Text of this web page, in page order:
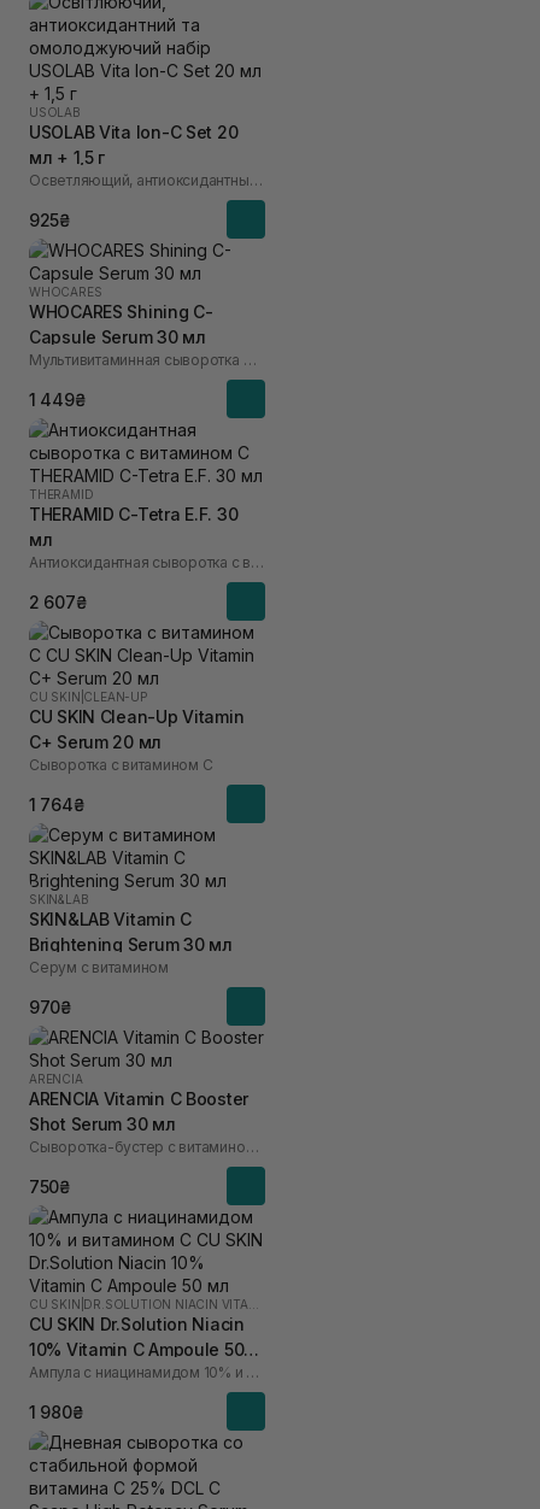
USOLAB
USOLAB Vita Ion-C Set 20
мл + 1,5 г
Осветляющий, антиоксидантный и омолаживающий набор
925₴
WHOCARES
WHOCARES Shining C-
Capsule Serum 30 мл
Мультивитаминная сыворотка для лица с инкапсулированным витамином C
1 449₴
THERAMID
THERAMID C-Tetra E.F. 30
мл
Антиоксидантная сыворотка с витамином C
2 607₴
CU SKIN CLEAN-UP
CU SKIN Clean-Up Vitamin
C+ Serum 20 мл
Сыворотка с витамином С
1 764₴
SKIN&LAB
SKIN&LAB Vitamin C
Brightening Serum 30 мл
Серум с витамином
970₴
ARENCIA
ARENCIA Vitamin C Booster
Shot Serum 30 мл
Сыворотка-бустер с витамином C
750₴
CU SKIN
CU SKIN Dr.Solution Niacin
10% Vitamin C Ampoule 50
мл
Ампула с ниацинамидом 10% и витамином C
1 980₴